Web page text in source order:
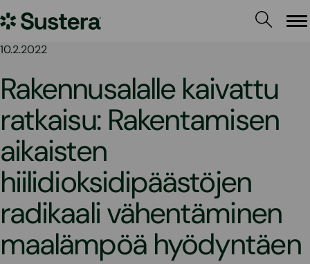
sisältöön
Sustera
10.2.2022
Rakennusalalle kaivattu
ratkaisu: Rakentamisen
aikaisten
hiilidioksidipäästöjen
radikaali vähentäminen
maalämpöä hyödyntäen